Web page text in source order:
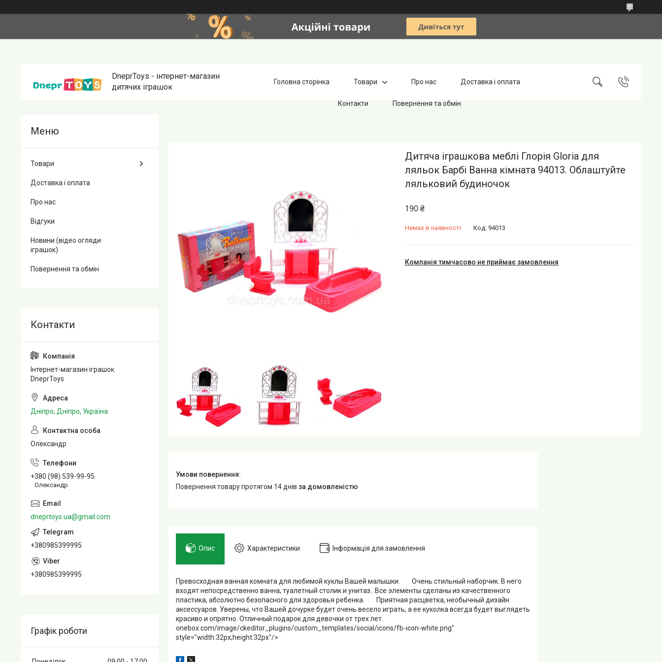
DneprToys - інтернет-магазин
дитячих іграшок
Головна сторінка Товари Про нас Доставка і оплата
Контакти Повернення та обмін
Дитяча іграшкова меблі Глорія Gloria для
ляльок Барбі Ванна кімната 94013. Облаштуйте
ляльковий будиночок
190 ₴
Немає в наявності Код: 94013
Компанія тимчасово не приймає замовлення
повернення товару протягом 14 днів за домовленістю
Опис Характеристики Інформація для замовлення
Превосходная ванная комната для любимой куклы Вашей малышки. Очень стильный наборчик. В него
входят непосредственно ванна, туалетный столик и унитаз.. Все элементы сделаны из качественного
пластика, абсолютно безопасного для здоровья ребенка. Приятная расцветка, необычный дизайн
аксессуаров. Уверены, что Вашей дочурке будет очень весело играть, а ее куколка всегда будет выглядеть
красиво и опрятно. Отличный подарок для девочки от трех лет.
onebox.com/image/ckeditor_plugins/custom_templates/social/icons/fb-icon-white.png"
style="width:32px;height:32px"/>
Товари
Доставка і оплата
Про нас
Відгуки
Новини (відео огляди
іграшок)
Повернення та обмін
Інтернет-магазин іграшок
DneprToys
Дніпро, Дніпро, Україна
Олександр
+380 (98) 539-99-95
Олександр
dneprtoys.ua@gmail.com
+380985399995
+380985399995
Графік роботи